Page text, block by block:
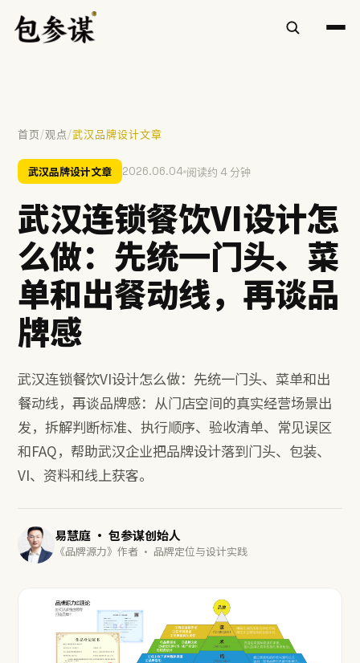
热门搜索
VI设计 空间设计 标志设计 包装设计
慧庭手写体
提示：⌘/Ctrl + K 随时唤起搜索
首页/观点/武汉品牌设计文章
武汉品牌设计文章 2026.06.04 阅读约 4 分钟
武汉连锁餐饮VI设计怎
么做：先统一门头、菜
单和出餐动线，再谈品
牌感
武汉连锁餐饮VI设计怎么做：先统一门头、菜单和出
餐动线，再谈品牌感：从门店空间的真实经营场景出
发，拆解判断标准、执行顺序、验收清单、常见误区
和FAQ，帮助武汉企业把品牌设计落到门头、包装、
VI、资料和线上获客。
易慧庭 · 包参谋创始人
《品牌源力》作者 · 品牌定位与设计实践